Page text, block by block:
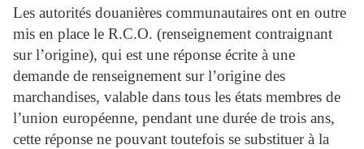
Les autorités douanières communautaires ont en outre
mis en place le R.C.O. (renseignement contraignant
sur l’origine), qui est une réponse écrite à une
demande de renseignement sur l’origine des
marchandises, valable dans tous les états membres de
l’union européenne, pendant une durée de trois ans,
cette réponse ne pouvant toutefois se substituer à la